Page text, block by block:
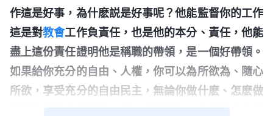
作這是好事，為什麽説是好事呢？他能監督你的工作
這是對教會工作負責任，也是他的本分、責任，他能
盡上這份責任證明他是稱職的帶領，是一個好帶領。
如果給你充分的自由、人權，你可以為所欲為、隨心
所欲，享受充分的自由民主，無論你做什麽、怎麽做